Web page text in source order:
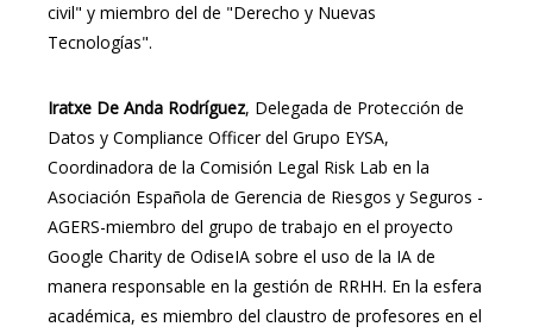
civil" y miembro del de "Derecho y Nuevas
Tecnologías".
Iratxe De Anda Rodríguez, Delegada de Protección de
Datos y Compliance Officer del Grupo EYSA,
Coordinadora de la Comisión Legal Risk Lab en la
Asociación Española de Gerencia de Riesgos y Seguros -
AGERS-miembro del grupo de trabajo en el proyecto
Google Charity de OdiseIA sobre el uso de la IA de
manera responsable en la gestión de RRHH. En la esfera
académica, es miembro del claustro de profesores en el